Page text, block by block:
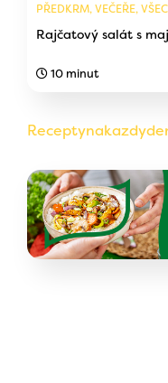
PŘEDKRM, VEČEŘE,
Rajčatový salát s
10 minut